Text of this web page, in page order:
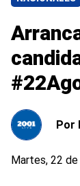
Por
Martes, 22